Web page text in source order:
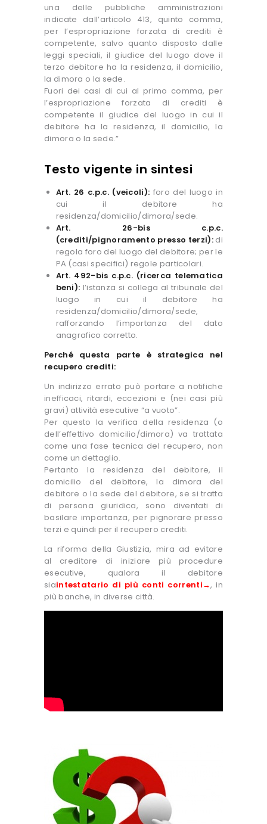
una delle pubbliche amministrazioni
indicate dall’articolo 413, quinto comma,
per l’espropriazione forzata di crediti è
competente, salvo quanto disposto dalle
leggi speciali, il giudice del luogo dove il
terzo debitore ha la residenza, il domicilio,
la dimora o la sede.
Fuori dei casi di cui al primo comma, per
l’espropriazione forzata di crediti è
competente il giudice del luogo in cui il
debitore ha la residenza, il domicilio, la
dimora o la sede.”
Testo vigente in sintesi
Art. 26 c.p.c. (veicoli): foro del luogo in
cui il debitore ha
residenza/domicilio/dimora/sede.
Art. 26-bis c.p.c.
(crediti/pignoramento presso terzi):di
regola foro del luogo del debitore; per le
PA (casi specifici) regole particolari.
Art. 492-bis c.p.c. (ricerca telematica
beni): l’istanza si collega al tribunale del
luogo in cui il debitore ha
residenza/domicilio/dimora/sede,
rafforzando l’importanza del dato
anagrafico corretto.
Perché questa parte è strategica nel
recupero crediti:
Un indirizzo errato può portare a notifiche
inefficaci, ritardi, eccezioni e (nei casi più
gravi) attività esecutive “a vuoto”.
Per questo la verifica della residenza (o
dell’effettivo domicilio/dimora) va trattata
come una fase tecnica del recupero, non
come un dettaglio.
Pertanto la residenza del debitore, il
domicilio del debitore, la dimora del
debitore o la sede del debitore, se si tratta
di persona giuridica, sono diventati di
basilare importanza, per pignorare presso
terzi e quindi per il recupero crediti.
La riforma della Giustizia, mira ad evitare
al creditore di iniziare più procedure
esecutive, qualora il debitore
siaintestatario di più conti correnti→, in
più banche, in diverse città.